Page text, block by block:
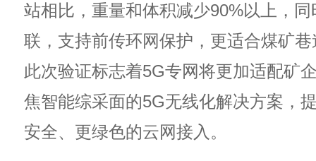
站相比，重量和体积减少90%以上，
联，支持前传环网保护，更适合煤矿
此次验证标志着5G专网将更加适配矿
焦智能综采面的5G无线化解决方案，
安全、更绿色的云网接入。